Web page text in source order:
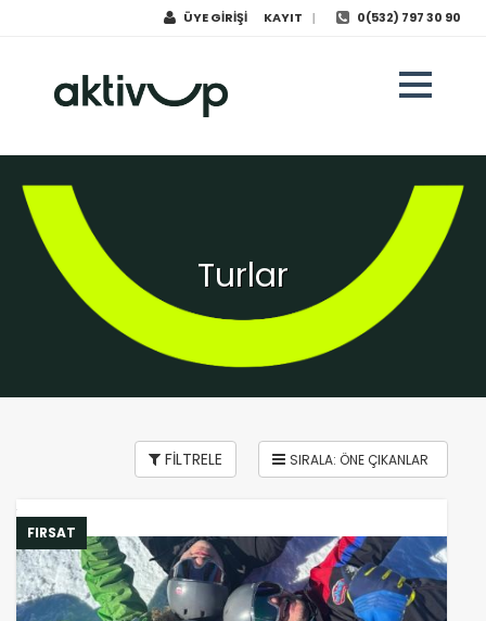
ÜYE GİRİŞİ KAYIT | 0(532) 797 30 90
Turlar
FİLTRELE
FIRSAT